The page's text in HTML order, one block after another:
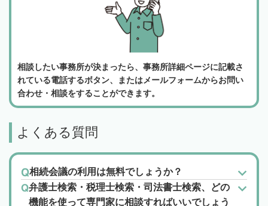
相談したい事務所が決まったら、事務所詳細ページに記載さ
れている電話するボタン、またはメールフォームからお問い
合わせ・相談をすることができます。
よくある質問
相続会議の利用は無料でしょうか？
弁護士検索・税理士検索・司法書士検索、どの
機能を使って専門家に相談すればいいでしょう